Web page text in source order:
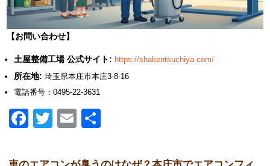
【お問い合わせ】
土屋整備工場 公式サイト: https://shakentsuchiya.com/
所在地: 埼玉県本庄市本庄3-8-16
電話番号：0495-22-3631
Facebook
TwitterEmail